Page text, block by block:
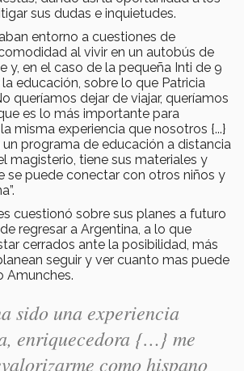
sus dudas e inquietudes.
entorno a cuestiones de
al vivir en un autobús de
y, en el caso de la pequeña Inti de 9
educación, sobre lo que Patricia
queríamos dejar de viajar, queríamos
es lo más importante para
misma experiencia que nosotros {...}
programa de educación a distancia
magisterio, tiene sus materiales y
se puede conectar con otros niños y
cuestionó sobre sus planes a futuro
regresar a Argentina, a lo que
cerrados ante la posibilidad, más
seguir y ver cuanto mas puede
Amunches.
sido una experiencia
enriquecedora {…} me
como hispano